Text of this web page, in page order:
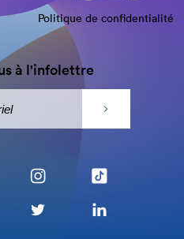
Politique de confidentialité
à l'infolettre